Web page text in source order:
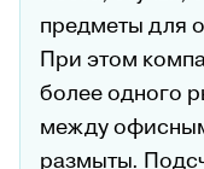
предметы для
При этом
более одного
между
размыты.